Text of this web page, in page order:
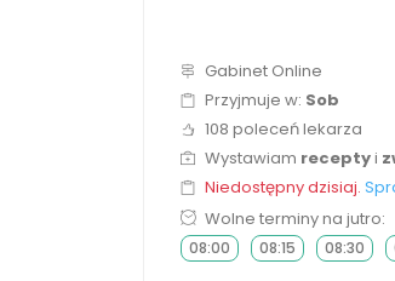
Gabinet Online
Przyjmuje w: Sob
108 poleceń lekarza
Wystawiam receptyi
Niedostępny dzisiaj.
Wolne terminy na jutro:
08:00 08:15 08:30